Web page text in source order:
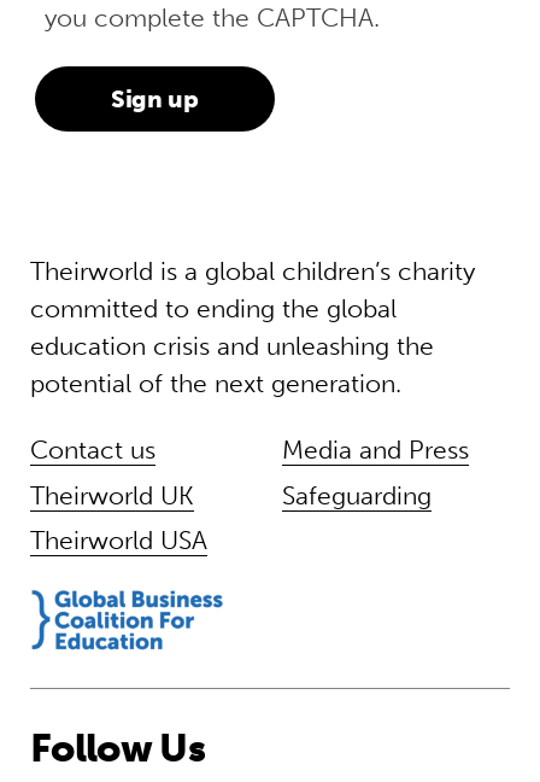
you complete the CAPTCHA.
Theirworld is a global children’s charity
committed to ending the global
education crisis and unleashing the
potential of the next generation.
Contact us
Theirworld UK
Theirworld USA
Media and Press
Safeguarding
Follow Us